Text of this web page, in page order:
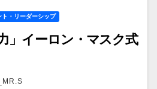
ト・リーダーシップ
」イーロン・マスク式